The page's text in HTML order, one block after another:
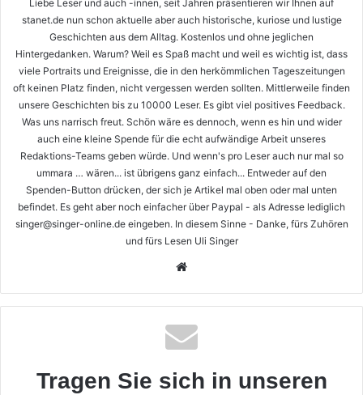
Liebe Leser und auch -innen, seit Jahren präsentieren wir Ihnen auf
stanet.de nun schon aktuelle aber auch historische, kuriose und lustige
Geschichten aus dem Alltag. Kostenlos und ohne jeglichen
Hintergedanken. Warum? Weil es Spaß macht und weil es wichtig ist, dass
viele Portraits und Ereignisse, die in den herkömmlichen Tageszeitungen
oft keinen Platz finden, nicht vergessen werden sollten. Mittlerweile finden
unsere Geschichten bis zu 10000 Leser. Es gibt viel positives Feedback.
Was uns narrisch freut. Schön wäre es dennoch, wenn es hin und wider
auch eine kleine Spende für die echt aufwändige Arbeit unseres
Redaktions-Teams geben würde. Und wenn's pro Leser auch nur mal so
ummara … wären... ist übrigens ganz einfach... Entweder auf den
Spenden-Button drücken, der sich je Artikel mal oben oder mal unten
befindet. Es geht aber noch einfacher über Paypal - als Adresse lediglich
singer@singer-online.de eingeben. In diesem Sinne - Danke, fürs Zuhören
und fürs Lesen Uli Singer
Tragen Sie sich in unseren